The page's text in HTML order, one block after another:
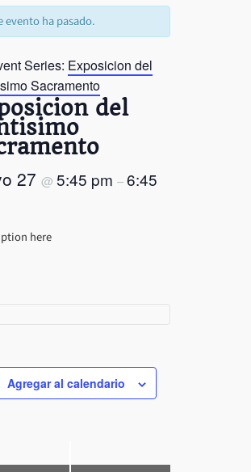
evento ha pasado.
Series: Exposicion del
Sacramento
del
27 @ 5:45 pm –6:45
here
Agregar al calendario